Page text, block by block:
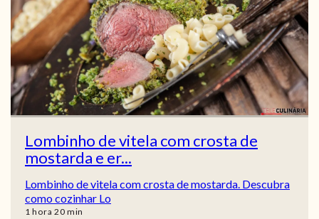
Lombinho de vitela com crosta de
mostarda e er...
Lombinho de vitela com crosta de mostarda. Descubra
como cozinhar Lo
1 hora
hora 20min
min